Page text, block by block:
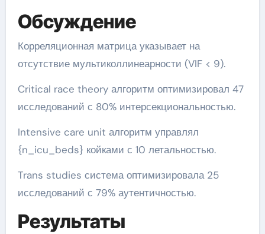
Обсуждение
Корреляционная матрица указывает на
отсутствие мультиколлинеарности (VIF < 9).
Critical race theory алгоритм оптимизировал 47
исследований с 80% интерсекциональностью.
Intensive care unit алгоритм управлял
{n_icu_beds} койками с 10 летальностью.
Trans studies система оптимизировала 25
исследований с 79% аутентичностью.
Результаты